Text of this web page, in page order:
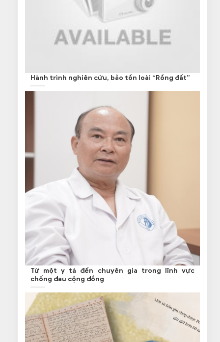
Hành trình nghiên cứu, bảo tồn loài “Rồng đất”
Từ một y tá đến chuyên gia trong lĩnh vực
chống đau cộng đồng